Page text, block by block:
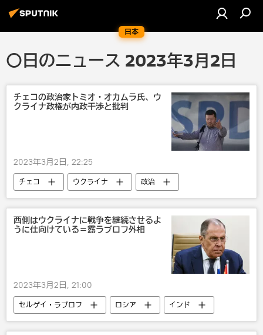
日本
〇日のニュース 2023年3月2日
チェコの政治家トミオ・オカムラ氏、ウ
クライナ政権が内政干渉と批判
2023年3月2日, 22:25
チェコ ウクライナ 政治
西側はウクライナに戦争を継続させるよ
うに仕向けている＝露ラブロフ外相
2023年3月2日, 21:00
セルゲイ・ラブロフ ロシア
インド
G20
ウクライナでの露特別軍事作戦